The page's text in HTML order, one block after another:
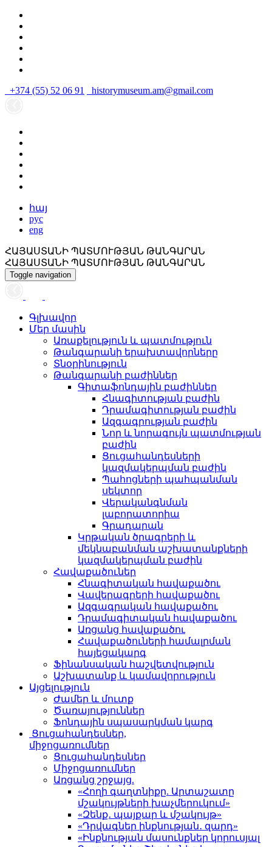
+374 (55) 52 06 91 historymuseum.am@gmail.com
հայ
рус
eng
ՀԱՅԱՍՏԱՆԻ ՊԱՏՄՈՒԹՅԱՆ ԹԱՆԳԱՐԱՆ
ՀԱՅԱՍՏԱՆԻ ՊԱՏՄՈՒԹՅԱՆ ԹԱՆԳԱՐԱՆ
Toggle navigation
Գլխավոր
Մեր մասին
Առաքելություն և պատմություն
Թանգարանի երախտավորները
Տնօրինություն
Թանգարանի բաժիններ
Գիտաֆոնդային բաժիններ
Հնագիտության բաժին
Դրամագիտության բաժին
Ազգագրության բաժին
Նոր և նորագույն պատմության
բաժին
Ցուցահանդեսների
կազմակերպման բաժին
Պահոցների պահպանման
սեկտոր
Վերականգնման
լաբորատորիա
Գրադարան
Կրթական ծրագրերի և
մեկնաբանման աշխատանքների
կազմակերպման բաժին
Հավաքածուներ
Հնագիտական հավաքածու
Վավերագրերի հավաքածու
Ազգագրական հավաքածու
Դրամագիտական հավաքածու
Առցանց հավաքածու
Հավաքածուների համալրման
հայեցակարգ
Ֆինանսական հաշվետվություն
Աշխատանք և կամավորություն
Այցելություն
Ժամեր և մուտք
Ծառայություններ
Ֆոնդային սպասարկման կարգ
Ցուցահանդեսներ,
միջոցառումներ
Ցուցահանդեսներ
Միջոցառումներ
Առցանց շրջայց.
«Հողի գաղտնիքը. Արտաշատը
մշակույթների խաչմերուկում»
«Զենք․ պայքար և մշակույթ»
«Դրվագներ ինքնության․ զարդ»
«Ինքնության մասունքներ կորուսյալ